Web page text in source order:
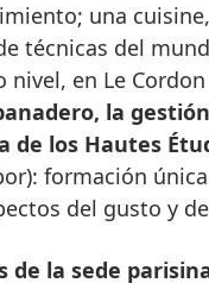
una
técnicas del
en Le
la
de los Hautes
formación
del gusto y
la sede